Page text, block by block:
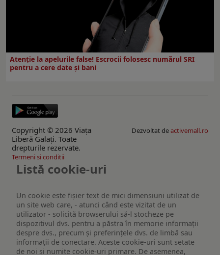
Atenție la apelurile false! Escrocii folosesc numărul SRI
pentru a cere date și bani
Copyright © 2026 Viaţa
Liberă Galaţi. Toate
drepturile rezervate.
Dezvoltat deactivemall.ro
Termeni si conditii
Listă cookie-uri
Un cookie este fişier text de mici dimensiuni utilizat de
un site web care, - atunci când este vizitat de un
utilizator - solicită browserului să-l stocheze pe
dispozitivul dvs. pentru a păstra în memorie informații
despre dvs., precum și preferințele dvs. de limbă sau
informații de conectare. Aceste cookie-uri sunt setate
de noi și numite cookie-uri primare. De asemenea,